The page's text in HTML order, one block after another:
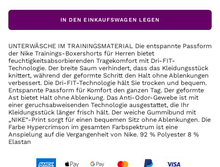
IN DEN EINKAUFSWAGEN LEGEN
UNTERWÄSCHE IM TRAININGSMATERIAL Die entspannte Passform
der Nike Trainings-Boxershorts für Herren bietet
feuchtigkeitsabsorbierenden Tragekomfort mit Dri-FIT-
Technologie. Der breite Saum verhindert, dass das Kleidungsstück
knittert, während der geformte Schritt den Halt ohne Ablenkungen
verbessert. Die Dri-FIT-Technologie hält Sie trocken und bequem.
Entspannte Passform für Komfort den ganzen Tag. Der geformte
Ast bietet Halt ohne Ablenkung. Das Anti-Odor-Gewebe ist mit
einer geruchsabweisenden Technologie ausgestattet, die Ihr
Kleidungsstück länger frisch hält. Der weiche Gummibund mit
„NIKE“-Print sorgt für einen bequemen Sitz ohne Ablenkungen. Die
Farbe Hypercrimson im gesamten Farbspektrum ist eine
Anspielung auf die Vergangenheit von Nike. 92 % Polyester 8 %
Elastan